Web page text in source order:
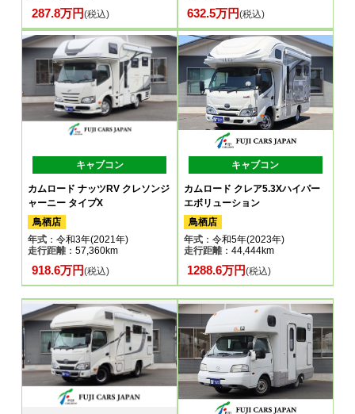
287.8万円(税込) 632.5万円(税込)
キャブコン
カムロード ナッツRV クレソンジ
ャーニー タイプX
鳥栖店
年式 ：令和3年(2021年)
走行距離：57,360km
918.6万円(税込)
キャブコン
カムロード クレア5.3Xハイパー
エボリューション
鳥栖店
年式：令和5年(2023年)
走行距離：44,444km
1288.6万円(税込)